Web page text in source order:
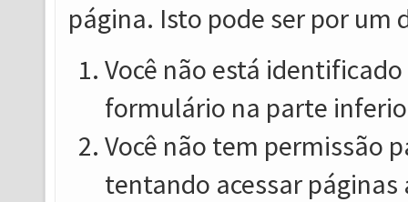
página. Isto pode ser por um
Você não está
formulário na parte
Você não tem permissão
tentando acessar